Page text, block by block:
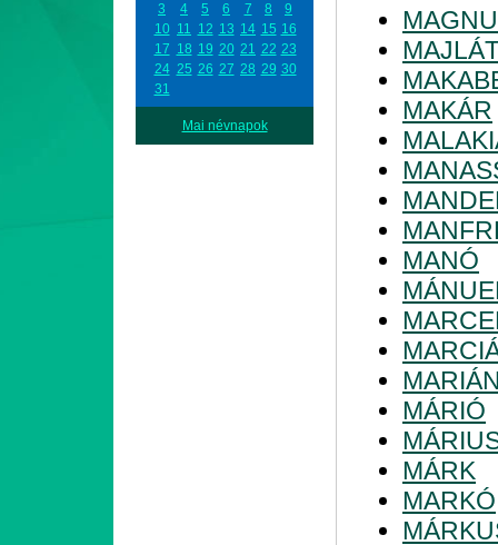
3
4 5 6 7 8
9
10 11 12 13 14 15 16
17 18 19 20 21 22 23
24 25 26 27 28 29 30
31
Mai névnapok
MAKÁR
MANÓ
MÁRIÓ
MÁRK
MARKÓ